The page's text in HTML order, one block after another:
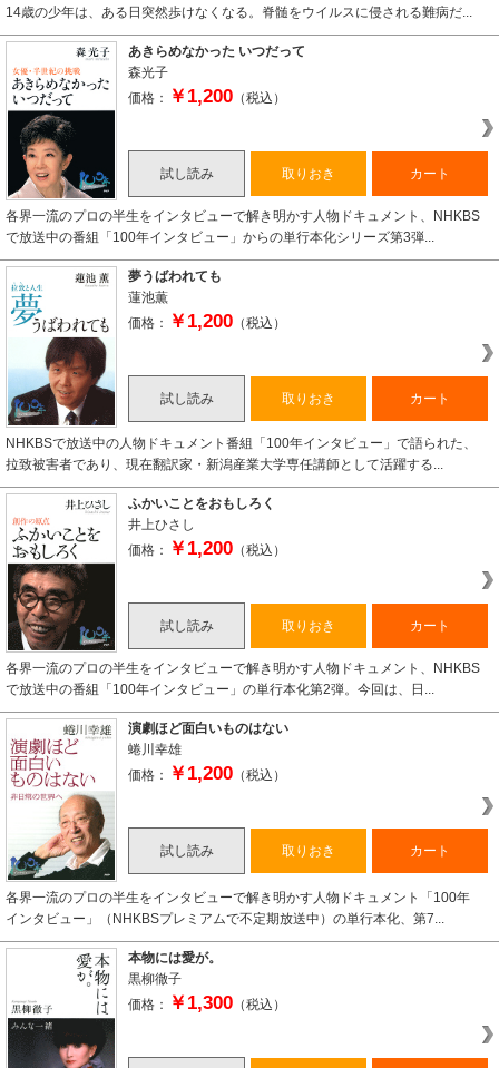
14歳の少年は、ある日突然歩けなくなる。脊髄をウイルスに侵される難病だ...
あきらめなかった いつだって
森光子
価格：
￥1,200 （税込）
試し読み 取りおき カート
各界一流のプロの半生をインタビューで解き明かす人物ドキュメント、NHKBS
で放送中の番組「100年インタビュー」からの単行本化シリーズ第3弾...
夢うばわれても
蓮池薫
価格：
￥1,200 （税込）
試し読み 取りおき カート
NHKBSで放送中の人物ドキュメント番組「100年インタビュー」で語られた、
拉致被害者であり、現在翻訳家・新潟産業大学専任講師として活躍する...
ふかいことをおもしろく
井上ひさし
価格：
￥1,200 （税込）
試し読み 取りおき カート
各界一流のプロの半生をインタビューで解き明かす人物ドキュメント、NHKBS
で放送中の番組「100年インタビュー」の単行本化第2弾。今回は、日...
演劇ほど面白いものはない
蜷川幸雄
価格：
￥1,200 （税込）
試し読み 取りおき カート
各界一流のプロの半生をインタビューで解き明かす人物ドキュメント「100年
インタビュー」（NHKBSプレミアムで不定期放送中）の単行本化、第7...
本物には愛が。
黒柳徹子
価格：
￥1,300 （税込）